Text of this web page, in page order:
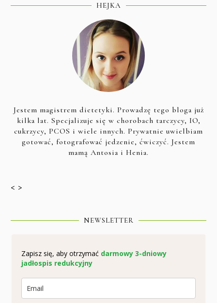
HEJKA
Jestem magistrem dietetyki. Prowadzę tego bloga już
kilka lat. Specjalizuje się w chorobach tarczycy, IO,
cukrzycy, PCOS i wiele innych. Prywatnie uwielbiam
gotować, fotografować jedzenie, ćwiczyć. Jestem
mamą Antosia i Henia.
< >
NEWSLETTER
Zapisz się, aby otrzymać darmowy 3-dniowy
jadłospis redukcyjny